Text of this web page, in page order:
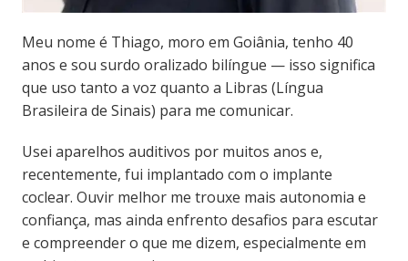
Meu nome é Thiago, moro em Goiânia, tenho 40
anos e sou surdo oralizado bilíngue — isso significa
que uso tanto a voz quanto a Libras (Língua
Brasileira de Sinais) para me comunicar.
Usei aparelhos auditivos por muitos anos e,
recentemente, fui implantado com o implante
coclear. Ouvir melhor me trouxe mais autonomia e
confiança, mas ainda enfrento desafios para escutar
e compreender o que me dizem, especialmente em